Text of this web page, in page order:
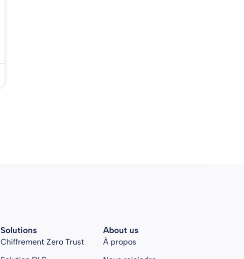
Solutions
Chiffrement Zero Trust
About us
À propos